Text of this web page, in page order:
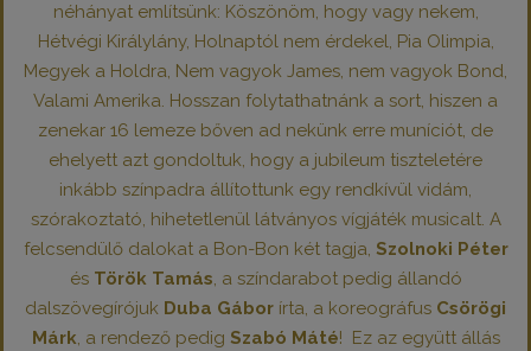
néhányat említsünk: Köszönöm, hogy vagy nekem,
Hétvégi Királylány, Holnaptól nem érdekel, Pia Olimpia,
Megyek a Holdra, Nem vagyok James, nem vagyok Bond,
Valami Amerika. Hosszan folytathatnánk a sort, hiszen a
zenekar 16 lemeze bőven ad nekünk erre muníciót, de
ehelyett azt gondoltuk, hogy a jubileum tiszteletére
inkább színpadra állítottunk egy rendkívül vidám,
szórakoztató, hihetetlenül látványos vígjáték musicalt. A
felcsendülő dalokat a Bon-Bon két tagja, Szolnoki Péter
és Török Tamás, a színdarabot pedig állandó
dalszövegírójuk Duba Gábor írta, a koreográfus Csörögi
Márk, a rendező pedig Szabó Máté! Ez az együtt állás